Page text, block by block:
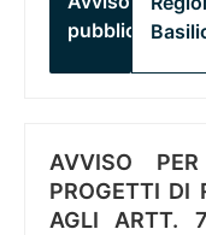
pubblico
AVVISO
PROGETTI DI
AGLI ARTT.